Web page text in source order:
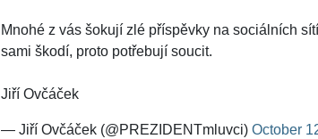
Mnohé z vás šokují zlé příspěvky na sociálních
sami škodí, proto potřebují soucit.
Jiří Ovčáček
— Jiří Ovčáček (@PREZIDENTmluvci) October